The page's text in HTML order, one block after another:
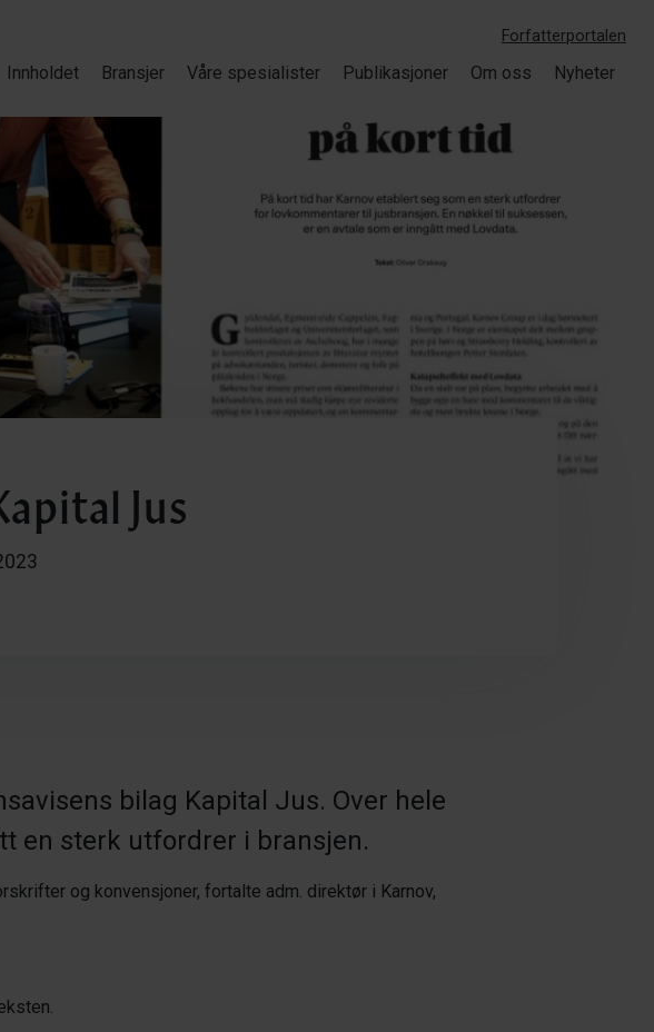
Forfatterportalen
Innholdet Bransjer Våre spesialister Publikasjoner Om oss Nyheter
Jus
bilag Kapital Jus. Over hele
en sterk utfordrer i bransjen.
og konvensjoner, fortalte adm. direktør i Karnov,